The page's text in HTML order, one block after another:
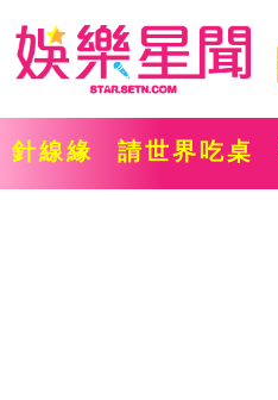
針線緣 請世界吃桌